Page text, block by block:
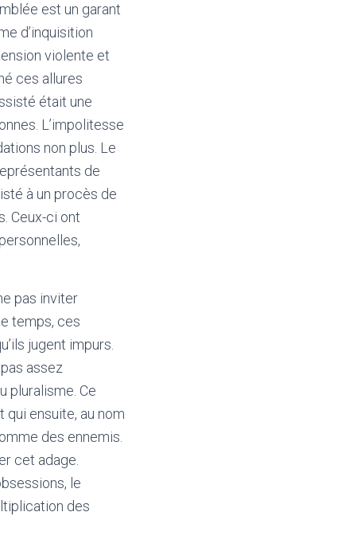
est un garant
d’inquisition
violente et
ces allures
était une
L’impolitesse
non plus. Le
de
à un procès de
Ceux-ci ont
pas inviter
temps, ces
jugent impurs.
assez
pluralisme. Ce
ensuite, au nom
des ennemis.
cet adage.
le
des